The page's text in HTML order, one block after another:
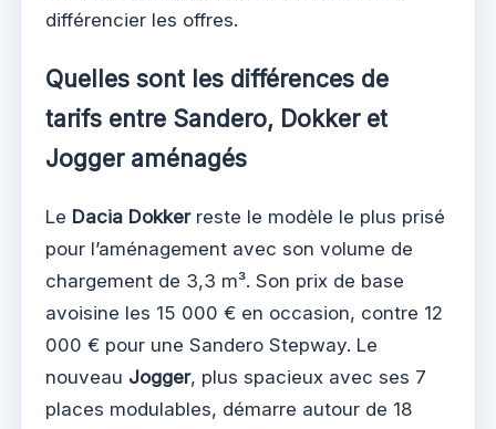
différencier les offres.
Quelles sont les différences de
tarifs entre Sandero, Dokker et
Jogger aménagés
Le Dacia Dokkerreste le modèle le plus prisé
pour l’aménagement avec son volume de
chargement de 3,3 m³. Son prix de base
avoisine les 15 000 € en occasion, contre 12
000 € pour une Sandero Stepway. Le
nouveau Jogger, plus spacieux avec ses 7
places modulables, démarre autour de 18